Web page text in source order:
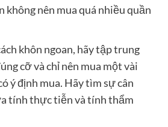
không nên mua quá nhiều quần
khôn ngoan, hãy tập trung
cỡ và chỉ nên mua một vài
ý định mua. Hãy tìm sự cân
tính thực tiễn và tính thẩm